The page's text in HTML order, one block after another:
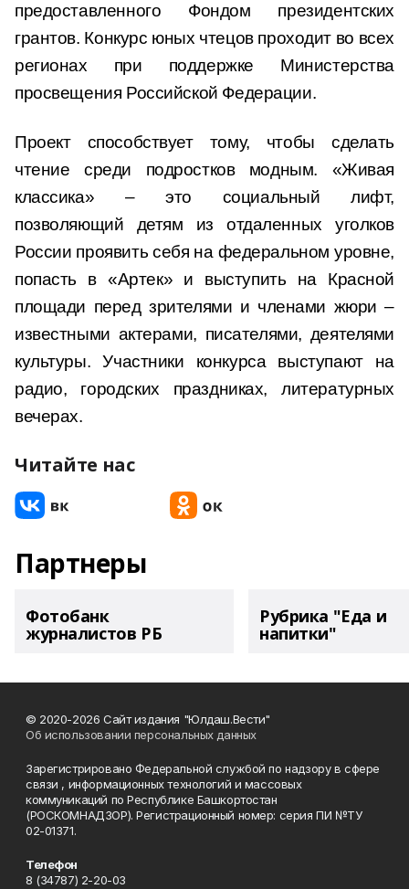
предоставленного Фондом президентских
грантов. Конкурс юных чтецов проходит во всех
регионах при поддержке Министерства
просвещения Российской Федерации.
Проект способствует тому, чтобы сделать
чтение среди подростков модным. «Живая
классика» – это социальный лифт,
позволяющий детям из отдаленных уголков
России проявить себя на федеральном уровне,
попасть в «Артек» и выступить на Красной
площади перед зрителями и членами жюри –
известными актерами, писателями, деятелями
культуры. Участники конкурса выступают на
радио, городских праздниках, литературных
вечерах.
Читайте нас
Партнеры
Фотобанк
журналистов РБ
Рубрика "Еда и
напитки"
© 2020-2026 Сайт издания "Юлдаш.Вести"
Об использовании персональных данных
Зарегистрировано Федеральной службой по надзору в сфере
связи , информационных технологий и массовых
коммуникаций по Республике Башкортостан
(РОСКОМНАДЗОР). Регистрационный номер: серия ПИ №ТУ
02-01371.
Телефон
8 (34787) 2-20-03